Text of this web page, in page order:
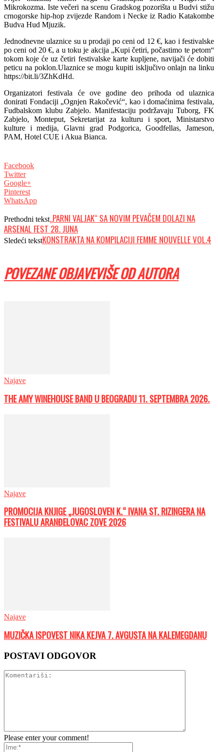
Mikrokozma. Iste večeri na scenu Gradskog pozorišta u Budvi stižu
crnogorske hip-hop zvijezde Random i Necke iz Radio Katakombe
Budva Hud Mjuzik.
Jednodnevne ulaznice su u prodaji po ceni od 12 €, kao i festivalske
po ceni od 20 €, a u toku je akcija „Kupi četiri, počastimo te petom“
tokom koje će uz četiri festivalske karte kupljene, navijači će dobiti
peticu na poklon.Ulaznice se mogu kupiti isključivo onlajn na linku
https://bit.li/3ZhKdHd.
Organizatori festivala će ove godine deo prihoda od ulaznica
donirati Fondaciji „Ognjen Rakočević“, kao i domaćinima festivala,
Fudbalskom klubu Zabjelo. Manifestaciju podržavaju Tuborg, FK
Zabjelo, Monteput, Sekretarijat za kulturu i sport, Ministarstvo
kulture i medija, Glavni grad Podgorica, Goodfellas, Jameson,
PAM, Hotel CUE i Akua Bianca.
Facebook
Twitter
Google+
Pinterest
WhatsApp
Prethodni tekst„PARNI VALJAK“ SA NOVIM PEVAČEM DOLAZI NA
ARSENAL FEST 28. JUNA
Sledeći tekstKONSTRAKTA NA KOMPILACIJI FEMME NOUVELLE VOL.4
POVEZANE OBJAVEVIŠE OD AUTORA
Najave
THE AMY WINEHOUSE BAND U BEOGRADU 11. SEPTEMBRA 2026.
Najave
PROMOCIJA KNJIGE „JUGOSLOVEN K.“ IVANA ST. RIZINGERA NA
FESTIVALU ARANĐELOVAC ZOVE 2026
Najave
MUZIČKA ISPOVEST NIKA KEJVA 7. AVGUSTA NA KALEMEGDANU
POSTAVI ODGOVOR
Please enter your comment!